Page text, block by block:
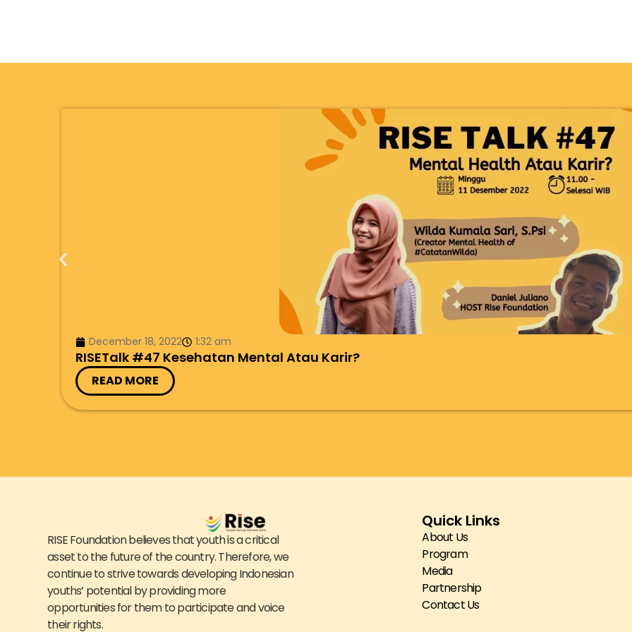
December 18, 2022 1:32 am
RISETalk #47 Kesehatan Mental Atau Karir?
READ MORE
RISE Foundation believes that youth is a critical
asset to the future of the country. Therefore, we
continue to strive towards developing Indonesian
youths’ potential by providing more
opportunities for them to participate and voice
their rights.
Quick Links
About Us
Program
Media
Partnership
Contact Us